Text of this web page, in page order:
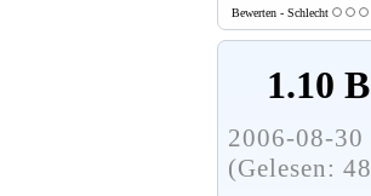
Bewerten - Schlecht
1.10
2006-08-
(Gelesen: